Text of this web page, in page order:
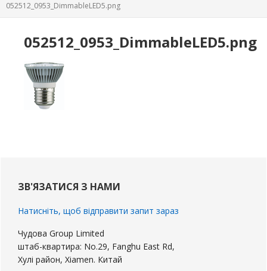
052512 _0953_DimmableLED5.png
052512 _0953_DimmableLED5.png
бічна
панель
ЗВ'ЯЗАТИСЯ З НАМИ
Натисніть, щоб відправити запит зараз
Чудова Group Limited
штаб-квартира: No.29, Fanghu East Rd,
Хулі район, Xiamen. Китай